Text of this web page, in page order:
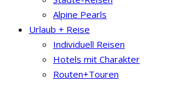
Alpine Pearls
Urlaub + Reise
Individuell Reisen
Hotels mit Charakter
Routen+Touren